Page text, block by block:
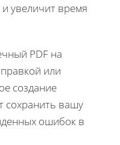
и увеличит время
PDF на
или
создание
сохранить вашу
ошибок в